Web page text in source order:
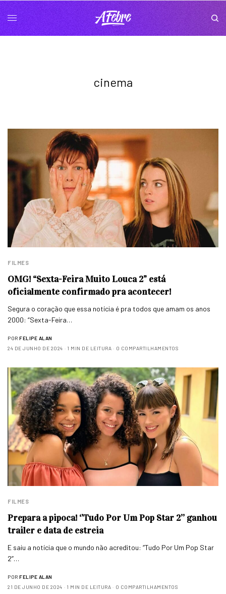
cinema
FILMES
OMG! “Sexta-Feira Muito Louca 2” está
oficialmente confirmado pra acontecer!
Segura o coração que essa notícia é pra todos que amam os anos
2000: “Sexta-Feira…
POR FELIPE ALAN
24 DE JUNHO DE 2024
1 MIN DE LEITURA 0 COMPARTILHAMENTOS
FILMES
Prepara a pipoca! ‘’Tudo Por Um Pop Star 2’’ ganhou
trailer e data de estreia
E saiu a notícia que o mundo não acreditou: ‘’Tudo Por Um Pop Star
2’’…
POR FELIPE ALAN
21 DE JUNHO DE 2024
1 MIN DE LEITURA 0 COMPARTILHAMENTOS